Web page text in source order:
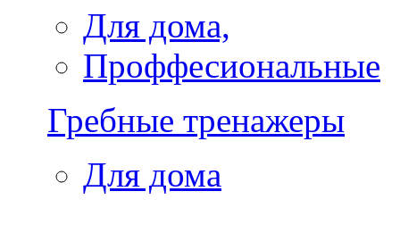
Для дома,
Проффесиональные
Гребные тренажеры
Для дома